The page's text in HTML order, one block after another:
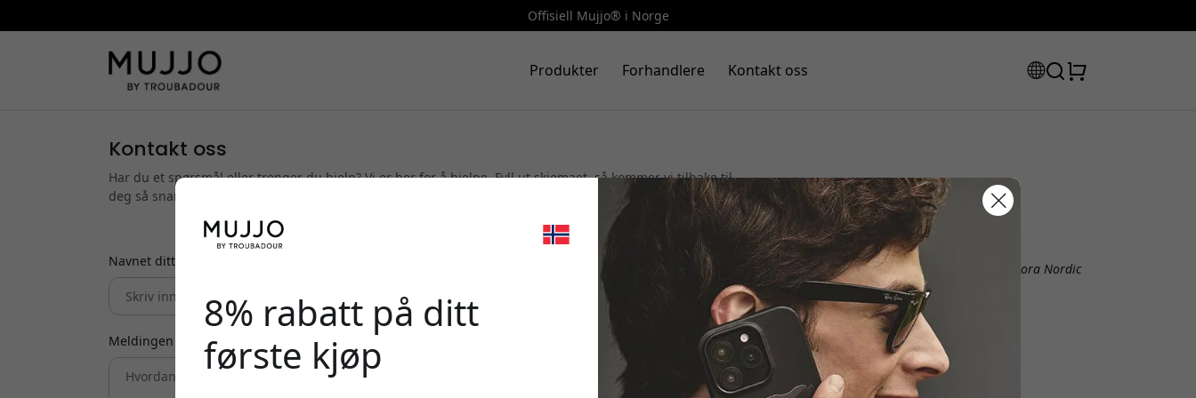
Offisiell Mujjo® i Norge
Produkter Forhandlere Kontakt oss
Kontakt oss
Har du et spørsmål eller trenger du hjelp? Vi er her for å hjelpe. Fyll ut skjemaet, så kommer vi tilbake til
deg så snart som mulig.
Navnet ditt
Meldingen din
Offisiell Mujjo® i Norge
Driftes og administreres av Vendora Nordic
Offisiell distributør av Mujjo®
Vendora Nordic
Ladugårdsvägen 1
234 35 Lomma
Sweden
8% rabatt på ditt
første kjøp
🎉 Din rabattkode:
Bruk denne koden i kassen for å få 8% rabatt.